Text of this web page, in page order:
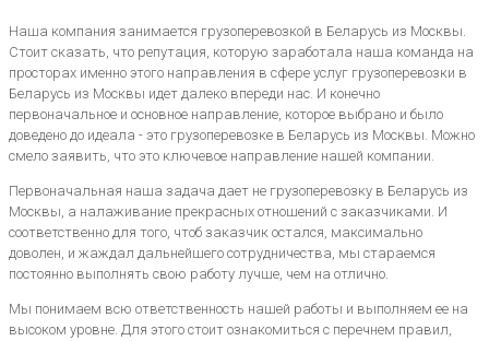
Наша компания занимается грузоперевозкой в Беларусь из Москвы.
Стоит сказать, что репутация, которую заработала наша команда на
просторах именно этого направления в сфере услуг грузоперевозки в
Беларусь из Москвы идет далеко впереди нас. И конечно
первоначальное и основное направление, которое выбрано и было
доведено до идеала - это грузоперевозке в Беларусь из Москвы. Можно
смело заявить, что это ключевое направление нашей компании.
Первоначальная наша задача дает не грузоперевозку в Беларусь из
Москвы, а налаживание прекрасных отношений с заказчиками. И
соответственно для того, чтоб заказчик остался, максимально
доволен, и жаждал дальнейшего сотрудничества, мы стараемся
постоянно выполнять свою работу лучше, чем на отлично.
Мы понимаем всю ответственность нашей работы и выполняем ее на
высоком уровне. Для этого стоит ознакомиться с перечнем правил,